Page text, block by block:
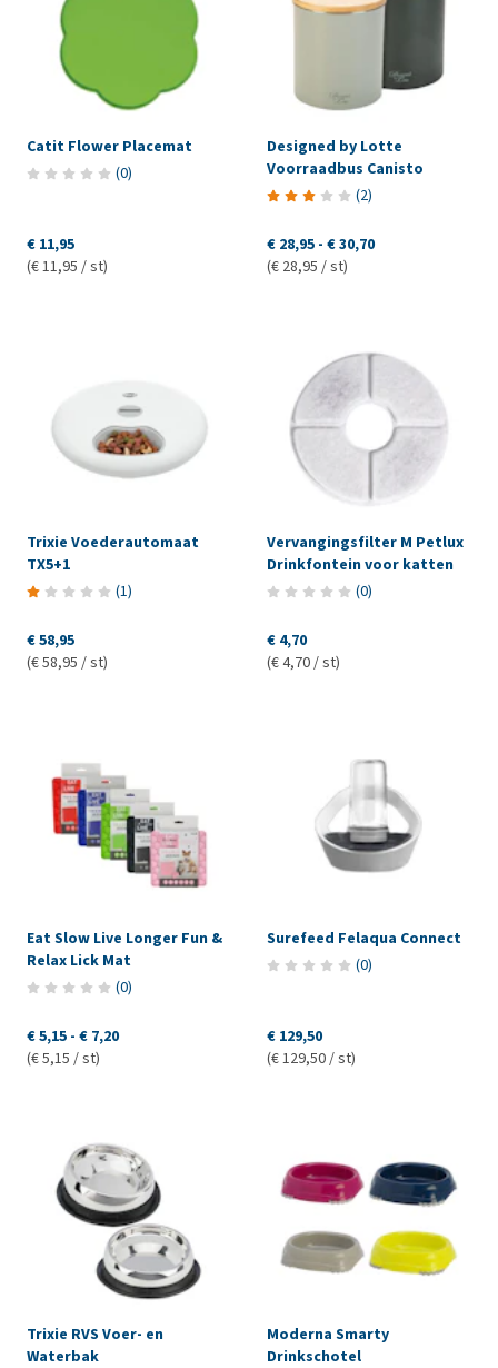
Catit Flower Placemat
(0)
€ 11,95
(€ 11,95 / st)
Designed by Lotte
Voorraadbus Canisto
(2)
€ 28,95 - € 30,70
(€ 28,95 / st)
Trixie Voederautomaat
TX5+1
(1)
€ 58,95
(€ 58,95 / st)
Vervangingsfilter M Petlux
Drinkfontein voor katten
(0)
€ 4,70
(€ 4,70 / st)
Eat Slow Live Longer Fun &
Relax Lick Mat
(0)
€ 5,15 - € 7,20
(€ 5,15 / st)
Surefeed Felaqua Connect
(0)
€ 129,50
(€ 129,50 / st)
Trixie RVS Voer- en
Waterbak
Moderna Smarty
Drinkschotel